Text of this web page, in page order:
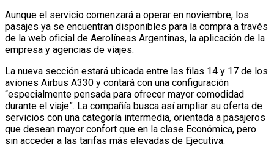
Aunque el servicio comenzará a operar en noviembre, los
pasajes ya se encuentran disponibles para la compra a través
de la web oficial de Aerolíneas Argentinas, la aplicación de la
empresa y agencias de viajes.
La nueva sección estará ubicada entre las filas 14 y 17 de los
aviones Airbus A330 y contará con una configuración
“especialmente pensada para ofrecer mayor comodidad
durante el viaje”. La compañía busca así ampliar su oferta de
servicios con una categoría intermedia, orientada a pasajeros
que desean mayor confort que en la clase Económica, pero
sin acceder a las tarifas más elevadas de Ejecutiva.